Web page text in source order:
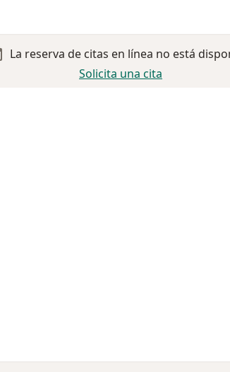
La reserva de citas en línea no está
Solicita una cita